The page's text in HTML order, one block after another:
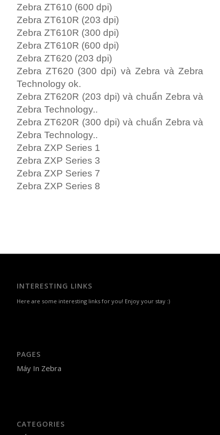
Zebra ZT610 (600 dpi)
Zebra ZT610R (203 dpi)
Zebra ZT610R (300 dpi)
Zebra ZT610R (600 dpi)
Zebra ZT620 (203 dpi)
Zebra ZT620 (300 dpi) và Zebra và Zebra
Technology ok.
Zebra ZT620R (203 dpi) và chuẩn Zebra và
Zebra Technology..
Zebra ZT620R (300 dpi) và chuẩn Zebra và
Zebra Technology..
Zebra ZXP Series 1
Zebra ZXP Series 3
Zebra ZXP Series 7
Zebra ZXP Series 8
INTERESTING LINKS
Here are some interesting links for you! Enjoy your stay :)
PAGES
Máy In Zebra
CATEGORIES